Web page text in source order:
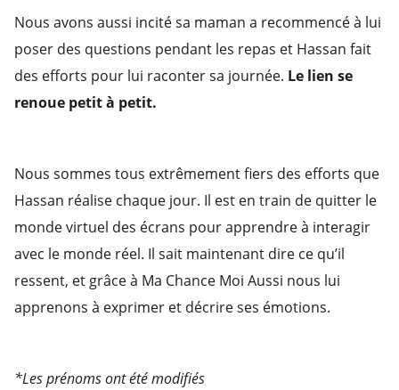
Nous avons aussi incité sa maman a recommencé à lui
poser des questions pendant les repas et Hassan fait
des efforts pour lui raconter sa journée. Le lien se
renoue petit à petit.
Nous sommes tous extrêmement fiers des efforts que
Hassan réalise chaque jour. Il est en train de quitter le
mondevirtuel des écrans pourapprendre à interagir
avec le monde réel. Il sait maintenant dire ce qu’il
ressent, et grâce à Ma Chance Moi Aussi nous lui
apprenons à exprimer et décrire ses émotions.
*Les prénoms ont été modifiés